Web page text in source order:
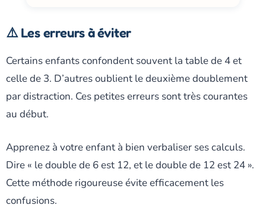
⚠️ Les erreurs à éviter
Certains enfants confondent souvent la table de 4 et
celle de 3. D’autres oublient le deuxième doublement
par distraction. Ces petites erreurs sont très courantes
au début.
Apprenez à votre enfant à bien verbaliser ses calculs.
Dire « le double de 6 est 12, et le double de 12 est 24 ».
Cette méthode rigoureuse évite efficacement les
confusions.